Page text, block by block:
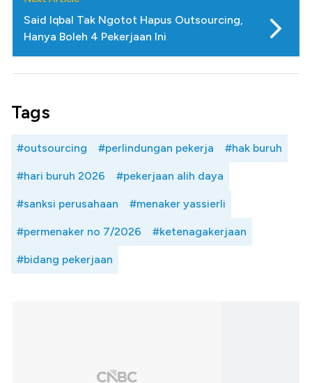
Said Iqbal Tak Ngotot Hapus Outsourcing,
Hanya Boleh 4 Pekerjaan Ini
Tags
#outsourcing #perlindungan pekerja #hak buruh
#hari buruh 2026 #pekerjaan alih daya
#sanksi perusahaan #menaker yassierli
#permenaker no 7/2026 #ketenagakerjaan
#bidang pekerjaan